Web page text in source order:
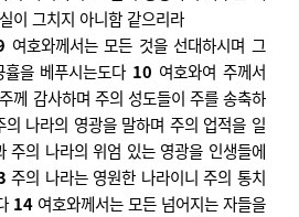
이 그치지 아니함 같으리라
여호와께서는 모든 것을 선대하시며 그
을 베푸시는도다 10 여호와여 주께서
께 감사하며 주의 성도들이 주를 송축하
의 나라의 영광을 말하며 주의 업적을 일
주의 나라의 위엄 있는 영광을 인생들에
주의 나라는 영원한 나라이니 주의 통치
14 여호와께서는 모든 넘어지는 자들을